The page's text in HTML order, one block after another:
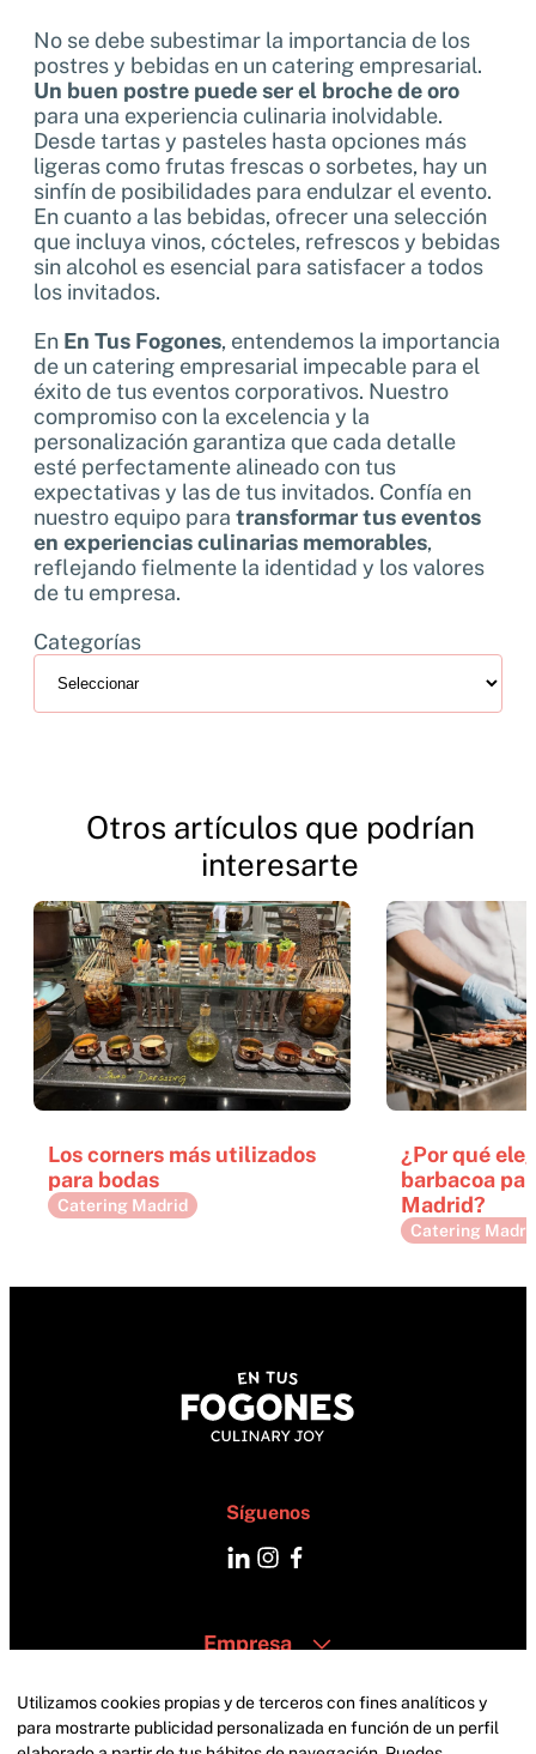
No se debe subestimar la importancia de los
postres y bebidas en un catering empresarial.
Un buen postre puede ser el broche de oro
para una experiencia culinaria inolvidable.
Desde tartas y pasteles hasta opciones más
ligeras como frutas frescas o sorbetes, hay un
sinfín de posibilidades para endulzar el evento.
En cuanto a las bebidas, ofrecer una selección
que incluya vinos, cócteles, refrescos y bebidas
sin alcohol es esencial para satisfacer a todos
los invitados.
En En Tus Fogones, entendemos la importancia
de un catering empresarial impecable para el
éxito de tus eventos corporativos. Nuestro
compromiso con la excelencia y la
personalización garantiza que cada detalle
esté perfectamente alineado con tus
expectativas y las de tus invitados. Confía en
nuestro equipo para transformar tus eventos
en experiencias culinarias memorables,
reflejando fielmente la identidad y los valores
de tu empresa.
Categorías
Otros artículos que podrían
interesarte
Los corners más utilizados
para bodas
Catering Madrid
¿Por qué
barbacoa
Madrid?
Catering
Síguenos
Empresa
Zonas
Contacto
Utilizamos cookies propias y de terceros con fines analíticos y
para mostrarte publicidad personalizada en función de un perfil